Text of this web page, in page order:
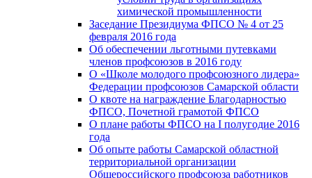
химической промышленности
Заседание Президиума ФПСО № 4 от 25
февраля 2016 года
Об обеспечении льготными путевками
членов профсоюзов в 2016 году
О «Школе молодого профсоюзного лидера»
Федерации профсоюзов Самарской области
О квоте на награждение Благодарностью
ФПСО, Почетной грамотой ФПСО
О плане работы ФПСО на I полугодие 2016
года
Об опыте работы Самарской областной
территориальной организации
Общероссийского профсоюза работников